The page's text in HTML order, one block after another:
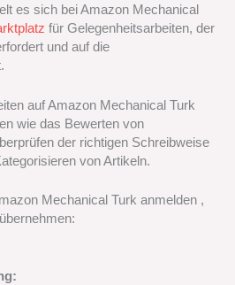
es sich bei Amazon Mechanical
für Gelegenheitsarbeiten, der
und auf die
auf Amazon Mechanical Turk
wie das Bewerten von
der richtigen Schreibweise
von Artikeln.
Mechanical Turk anmelden ,